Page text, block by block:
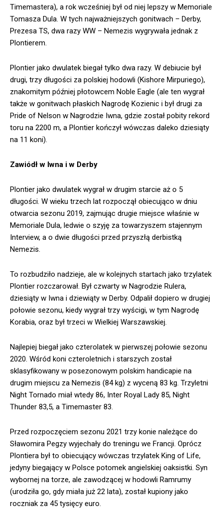
Timemastera), a rok wcześniej był od niej lepszy w Memoriale
Tomasza Dula. W tych najważniejszych gonitwach – Derby,
Prezesa TS, dwa razy WW – Nemezis wygrywała jednak z
Plontierem.
Plontier jako dwulatek biegał tylko dwa razy. W debiucie był
drugi, trzy długości za polskiej hodowli (Kishore Mirpuriego),
znakomitym później płotowcem Noble Eagle (ale ten wygrał
także w gonitwach płaskich Nagrodę Kozienic i był drugi za
Pride of Nelson w Nagrodzie Iwna, gdzie został pobity rekord
toru na 2200 m, a Plontier kończył wówczas daleko dziesiąty
na 11 koni).
Zawiódł w Iwna i w Derby
Plontier jako dwulatek wygrał w drugim starcie aż o 5
długości. W wieku trzech lat rozpoczął obiecująco w dniu
otwarcia sezonu 2019, zajmując drugie miejsce właśnie w
Memoriale Dula, ledwie o szyję za towarzyszem stajennym
Interview, a o dwie długości przed przyszłą derbistką
Nemezis.
To rozbudziło nadzieje, ale w kolejnych startach jako trzylatek
Plontier rozczarował. Był czwarty w Nagrodzie Rulera,
dziesiąty w Iwna i dziewiąty w Derby. Odpalił dopiero w drugiej
połowie sezonu, kiedy wygrał trzy wyścigi, w tym Nagrodę
Korabia, oraz był trzeci w Wielkiej Warszawskiej.
Najlepiej biegał jako czterolatek w pierwszej połowie sezonu
2020. Wśród koni czteroletnich i starszych został
sklasyfikowany w posezonowym polskim handicapie na
drugim miejscu za Nemezis (84 kg) z wyceną 83 kg. Trzyletni
Night Tornado miał wtedy 86, Inter Royal Lady 85, Night
Thunder 83,5, a Timemaster 83.
Przed rozpoczęciem sezonu 2021 trzy konie należące do
Sławomira Pegzy wyjechały do treningu we Francji. Oprócz
Plontiera był to obiecujący wówczas trzylatek King of Life,
jedyny biegający w Polsce potomek angielskiej oaksistki. Syn
wybornej na torze, ale zawodzącej w hodowli Ramrumy
(urodziła go, gdy miała już 22 lata), został kupiony jako
roczniak za 45 tysięcy euro.